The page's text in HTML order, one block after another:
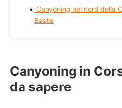
Canyoning nel nord della
Bastia
Canyoning in
da sapere